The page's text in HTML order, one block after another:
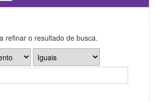
refinar o resultado de busca.